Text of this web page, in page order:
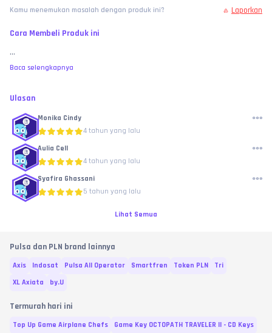
Kamu menemukan masalah dengan produk ini? Laporkan
Cara Membeli Produk ini
...
Baca selengkapnya
Ulasan
Monika Cindy
4 tahun yang lalu
Aulia Cell
4 tahun yang lalu
Syafira Ghassani
5 tahun yang lalu
Lihat Semua
Pulsa dan PLN brand lainnya
Axis Indosat Pulsa All Operator Smartfren Token PLN
Tri
XL Axiata
by.U
Termurah hari ini
Top Up Game Airplane Chefs
Game Key OCTOPATH TRAVELER II - CD Keys